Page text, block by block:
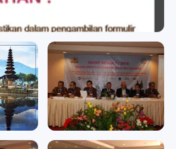
Raya
RAPAT KERJA II/2016